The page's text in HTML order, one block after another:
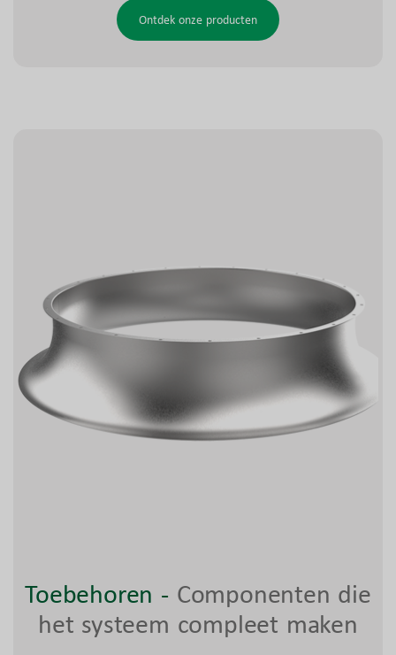
Ontdek onze producten
Toebehoren - Componenten die
het systeem compleet maken